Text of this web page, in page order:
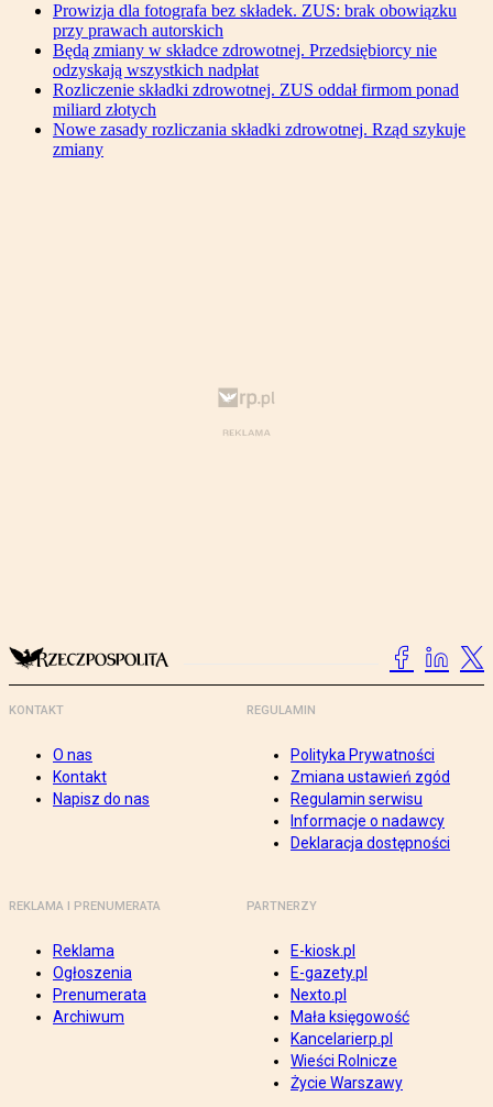
Prowizja dla fotografa bez składek. ZUS: brak obowiązku
przy prawach autorskich
Będą zmiany w składce zdrowotnej. Przedsiębiorcy nie
odzyskają wszystkich nadpłat
Rozliczenie składki zdrowotnej. ZUS oddał firmom ponad
miliard złotych
Nowe zasady rozliczania składki zdrowotnej. Rząd szykuje
zmiany
KONTAKT
O nas
Kontakt
Napisz do nas
REGULAMIN
Polityka Prywatności
Zmiana ustawień zgód
Regulamin serwisu
Informacje o nadawcy
Deklaracja dostępności
REKLAMA I PRENUMERATA
Reklama
Ogłoszenia
Prenumerata
Archiwum
PARTNERZY
E-kiosk.pl
E-gazety.pl
Nexto.pl
Mała księgowość
Kancelarierp.pl
Wieści Rolnicze
Życie Warszawy